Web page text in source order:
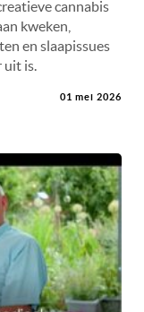
cannabis
kweken,
en slaapissues
uit is.
01 mei 2026